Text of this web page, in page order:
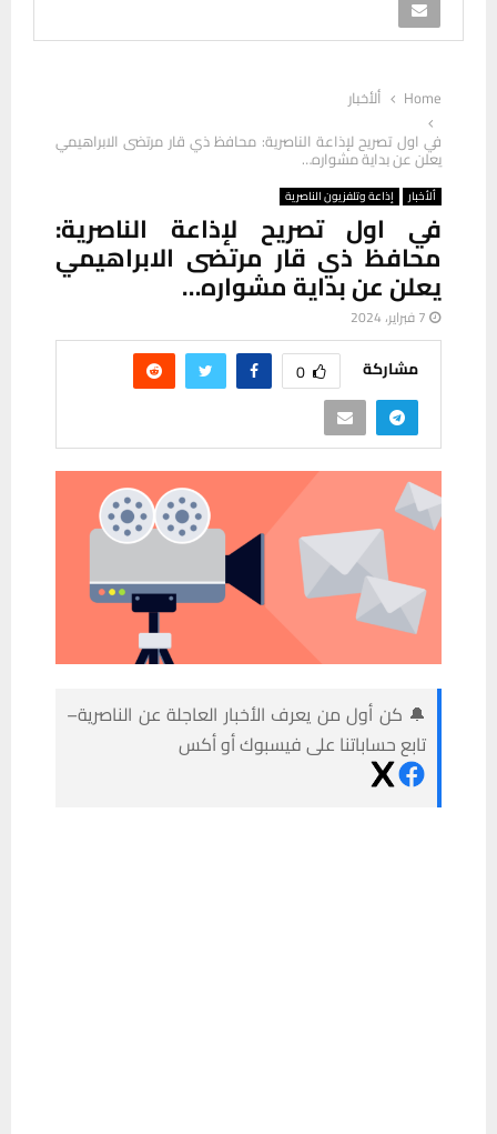
Home
ألأخبار
في اول تصريح لإذاعة الناصرية: محافظ ذي قار مرتضى الابراهيمي
يعلن عن بداية مشواره…
ألأخبار إذاعة وتلفزيون الناصرية
في اول تصريح لإذاعة الناصرية:
محافظ ذي قار مرتضى الابراهيمي
يعلن عن بداية مشواره…
7 فبراير، 2024
مشاركة 0
🔔 كن أول من يعرف الأخبار العاجلة عن الناصرية–
تابع حساباتنا على فيسبوك أو أكس